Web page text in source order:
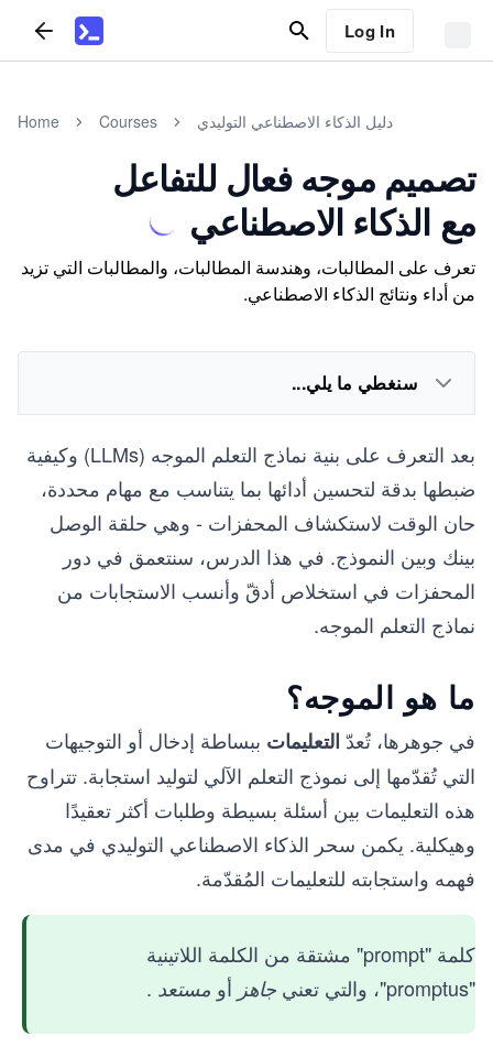
Log In
Home Courses دليل الذكاء الاصطناعي التوليدي
تصميم موجه فعال للتفاعل
مع الذكاء الاصطناعي
تعرف على المطالبات، وهندسة المطالبات، والمطالبات التي تزيد
من أداء ونتائج الذكاء الاصطناعي.
سنغطي ما يلي...
بعد التعرف على بنية نماذج التعلم الموجه (LLMs) وكيفية
ضبطها بدقة لتحسين أدائها بما يتناسب مع مهام محددة،
حان الوقت لاستكشاف المحفزات - وهي حلقة الوصل
بينك وبين النموذج. في هذا الدرس، سنتعمق في دور
المحفزات في استخلاص أدقّ وأنسب الاستجابات من
نماذج التعلم الموجه.
ما هو الموجه؟
في جوهرها، تُعدّ التعليمات ببساطة إدخال أو التوجيهات
التي تُقدّمها إلى نموذج التعلم الآلي لتوليد استجابة. تتراوح
هذه التعليمات بين أسئلة بسيطة وطلبات أكثر تعقيدًا
وهيكلية. يكمن سحر الذكاء الاصطناعي التوليدي في مدى
فهمه واستجابته للتعليمات المُقدّمة.
كلمة "prompt" مشتقة من الكلمة اللاتينية
"promptus"، والتي تعني
جاهز أو مستعد .